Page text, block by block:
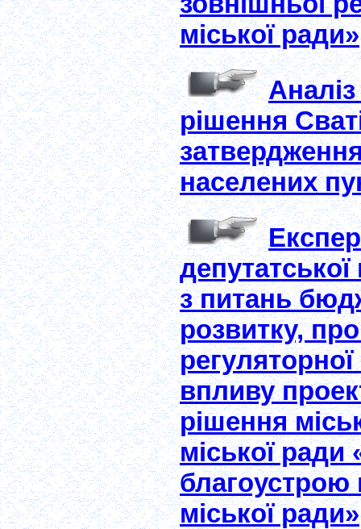
міської ради»
рішення
населених
депутатської
з питань
розвитку,
впливу
рішення
міської
благоустрою
міської ради»